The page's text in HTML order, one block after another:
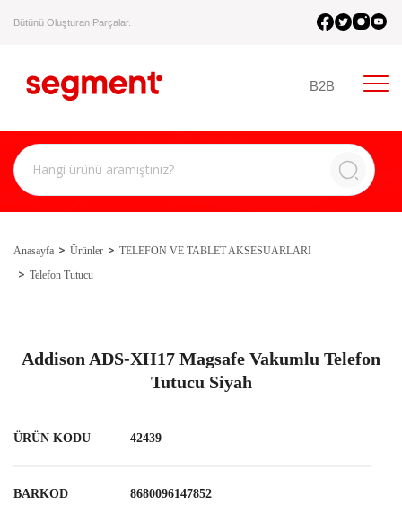
Bütünü Oluşturan Parçalar.
B2B
Anasayfa Ürünler
TELEFON VE TABLET AKSESUARLARI
Telefon Tutucu
Addison ADS-XH17 Magsafe Vakumlu Telefon
Tutucu Siyah
ÜRÜN KODU 42439
BARKOD 8680096147852